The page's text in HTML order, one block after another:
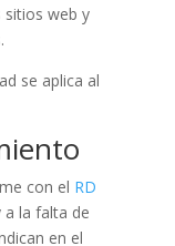
sitios web y
se aplica al
con el RD
a la falta de
en el